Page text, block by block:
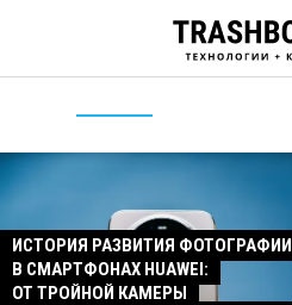
ИСТОРИЯ РАЗВИТИЯ ФОТОГРАФИИ
В СМАРТФОНАХ HUAWEI:
ОТ ТРОЙНОЙ КАМЕРЫ